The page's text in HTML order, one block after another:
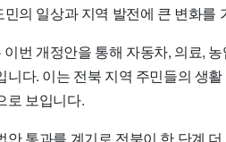
의 일상과 지역 발전에 큰 변화를
번 개정안을 통해 자동차, 의료,
니다. 이는 전북 지역 주민들의 생
로 보입니다.
안 통과를 계기로 전북이 한 단계